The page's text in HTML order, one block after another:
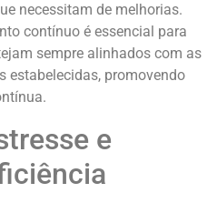
necessitam de melhorias.
contínuo é essencial para
sempre alinhados com as
estabelecidas, promovendo
e